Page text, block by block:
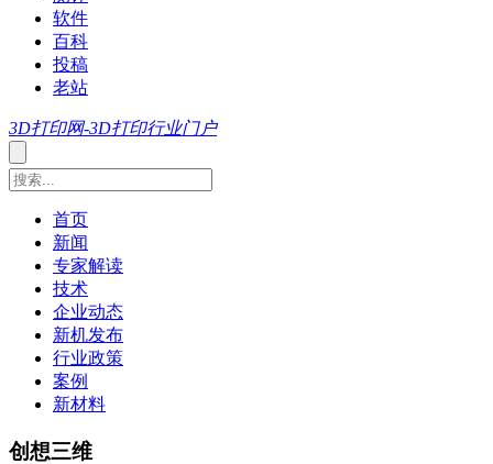
软件
百科
投稿
老站
3D打印网-3D打印行业门户
首页
新闻
专家解读
技术
企业动态
新机发布
行业政策
案例
新材料
创想三维